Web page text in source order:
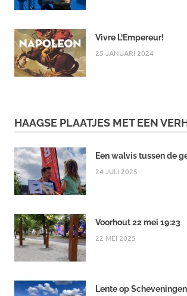
Vivre L’Empereur!
25 JANUARI 2024
HAAGSE PLAATJES MET EEN
Een walvis tussen de
24 JULI 2025
Voorhout 22 mei 19:23
22 MEI 2025
Lente op Scheveningen